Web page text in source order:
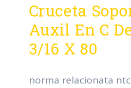
Cruceta
Auxil En C
3/16 X 80
norma relacionata